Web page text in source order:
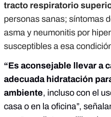
tracto respiratorio
personas sanas; síntomas
asma y neumonitis por
susceptibles a esa
“Es aconsejable llevar a
adecuada hidratación
ambiente, incluso con el
casa o en la oficina”,